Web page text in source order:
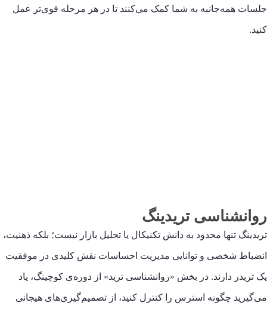
جلسات همه‌جانبه به شما کمک می‌کنند تا در هر مرحله قوی‌تر عمل
کنید.
روانشناسی تریدینگ
تریدینگ تنها محدود به دانش تکنیکال یا تحلیل بازار نیست؛ بلکه ذهنیت،
انضباط شخصی و توانایی مدیریت احساسات نقش کلیدی در موفقیت
یک تریدر دارند. در بخش «روانشناسی ترید» از دوره‌ی کوچینگ، یاد
می‌گیرید چگونه استرس را کنترل کنید، از تصمیم‌گیری‌های هیجانی